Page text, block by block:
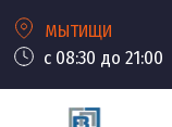
МЫТИЩИ
с 08:30 до 21:00